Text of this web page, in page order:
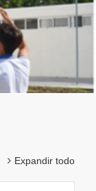
Expandir todo